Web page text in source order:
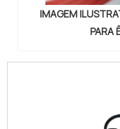
IMAGEM
PARA